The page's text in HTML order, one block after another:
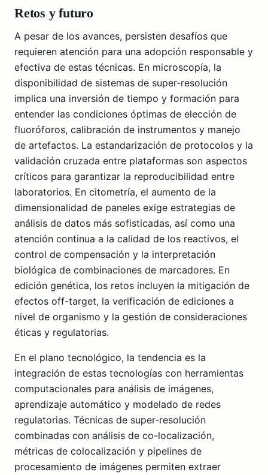
Retos y futuro
A pesar de los avances, persisten desafíos que
requieren atención para una adopción responsable y
efectiva de estas técnicas. En microscopía, la
disponibilidad de sistemas de super-resolución
implica una inversión de tiempo y formación para
entender las condiciones óptimas de elección de
fluoróforos, calibración de instrumentos y manejo
de artefactos. La estandarización de protocolos y la
validación cruzada entre plataformas son aspectos
críticos para garantizar la reproducibilidad entre
laboratorios. En citometría, el aumento de la
dimensionalidad de paneles exige estrategias de
análisis de datos más sofisticadas, así como una
atención continua a la calidad de los reactivos, el
control de compensación y la interpretación
biológica de combinaciones de marcadores. En
edición genética, los retos incluyen la mitigación de
efectos off-target, la verificación de ediciones a
nivel de organismo y la gestión de consideraciones
éticas y regulatorias.
En el plano tecnológico, la tendencia es la
integración de estas tecnologías con herramientas
computacionales para análisis de imágenes,
aprendizaje automático y modelado de redes
regulatorias. Técnicas de super-resolución
combinadas con análisis de co-localización,
métricas de colocalización y pipelines de
procesamiento de imágenes permiten extraer